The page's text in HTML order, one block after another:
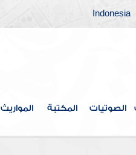
Indonesia
الصوتيات المكتبة المواريث